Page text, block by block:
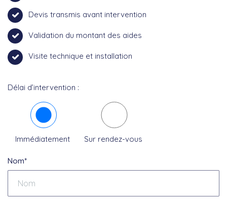
Devis transmis avant intervention
Validation du montant des aides
Visite technique et installation
Délai d’intervention :
Immédiatement Sur rendez-vous
Nom*